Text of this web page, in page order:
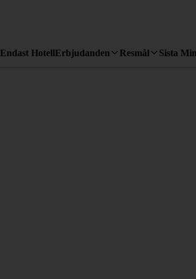
Endast HotellErbjudanden Resmål Sista